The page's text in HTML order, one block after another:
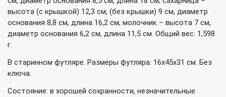
высота (с крышкой) 12,3 см, (без крышки) 9 см, диаметр
основания 8,8 см, длина 16,2 см; молочник – высота 7 см,
диаметр основания 6,2 см, длина 11,5 см. Общий вес: 1,598
г.
В старинном футляре. Размеры футляра: 16х45х31 см. Без
ключа.
Состояние: в хорошей сохранности, незначительные